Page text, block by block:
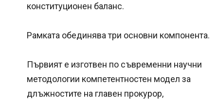
конституционен баланс.
Рамката обединява три основни компонента.
Първият е изготвен по съвременни научни
методологии компетентностен модел за
длъжностите на главен прокурор,